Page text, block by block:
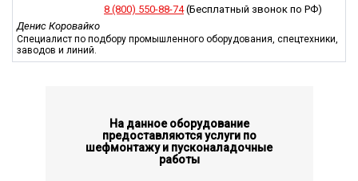
качественное измельчение материалов;
за счет прохождения породы через несколько уровней
колец удается добиться равномерности дробления и
тонкого помола;
мельницы, что позволяет применять ее в различных
условиях эксплуатации.
Мельница SDTM750 выступает высокоэффективным
8 (800) 550-88-74(Бесплатный звонок по РФ)
Денис Коровайко
Специалист по подбору промышленного оборудования, спецтехники,
заводов и линий.
На данное оборудование
предоставляются услуги по
шефмонтажу и пусконаладочные
работы